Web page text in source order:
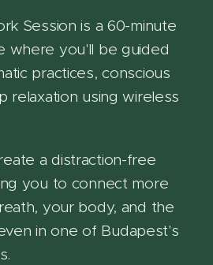
Session is a 60-minute
where you'll be guided
practices, conscious
relaxation using wireless
a distraction-free
you to connect more
your body, and the
in one of Budapest's